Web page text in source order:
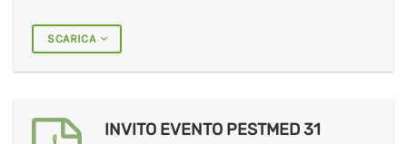
SCARICA
INVITO EVENTO PESTMED 31